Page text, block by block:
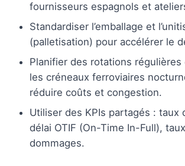
fournisseurs espagnols et
Standardiser l’emballage et
(palletisation) pour accélérer le
Planifier des rotations
les créneaux ferroviaires
réduire coûts et congestion.
Utiliser des KPIs partagés : taux
délai OTIF (On-Time In-Full),
dommages.